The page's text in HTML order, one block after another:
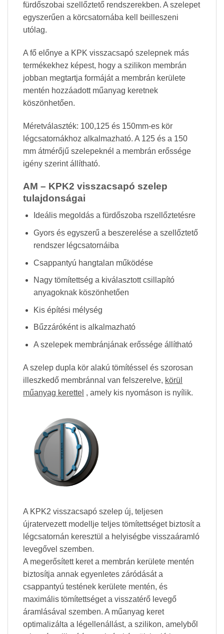
fürdőszobai szellőztető rendszerekben. A szelepet
egyszerűen a körcsatornába kell beilleszeni
utólag.
A fő előnye a KPK visszacsapó szelepnek más
termékekhez képest, hogy a szilikon membrán
jobban megtartja formáját a membrán kerülete
mentén hozzáadott műanyag keretnek
köszönhetően.
Méretválaszték: 100,125 és 150mm-es kör
légcsatornákhoz alkalmazható. A 125 és a 150
mm átmérőjű szelepeknél a membrán erőssége
igény szerint állítható.
AM – KPK2 visszacsapó szelep
tulajdonságai
Ideális megoldás a fürdőszoba rszellőztetésre
Gyors és egyszerű a beszerelése a szellőztető
rendszer légcsatornáiba
Csappantyú hangtalan működése
Nagy tömítettség a kiválasztott csillapító
anyagoknak köszönhetően
Kis építési mélység
Bűzzáróként is alkalmazható
A szelepek membránjának erőssége állítható
A szelep dupla kör alakú tömítéssel és szorosan
illeszkedő membránnal van felszerelve, körül
műanyag kerettel , amely kis nyomáson is nyílik.
A KPK2 visszacsapó szelep új, teljesen
újratervezett modellje teljes tömítettséget biztosít a
légcsatornán keresztül a helyiségbe visszaáramló
levegővel szemben.
A megerősített keret a membrán kerülete mentén
biztosítja annak egyenletes záródását a
csappantyú testének kerülete mentén, és
maximális tömítettséget a visszatérő levegő
áramlásával szemben. A műanyag keret
optimalizálta a légellenállást, a szilikon, amelyből